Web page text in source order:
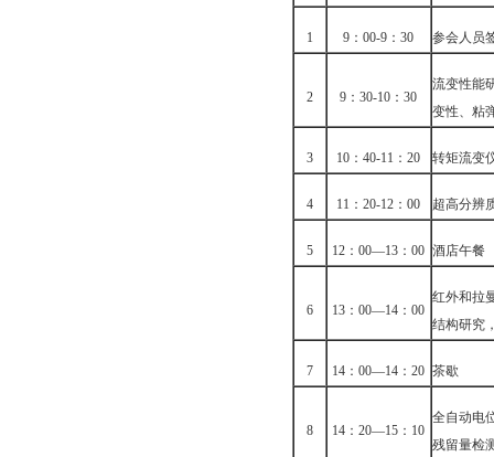
1 9 ：00-9：30 参会人员
2 9 ：30-10：30
流变性能
变性、粘
3 10 ：40-11：20 转矩流变
4 11 ：20-12：00 超高分辨
5 12 ：00—13：00 酒店午餐
6 13 ：00—14：00
红外和拉
结构研究
7 14 ：00—14：20 茶歇
8 14 ：20—15：10
全自动电
残留量检